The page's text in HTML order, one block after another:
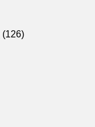
(126)